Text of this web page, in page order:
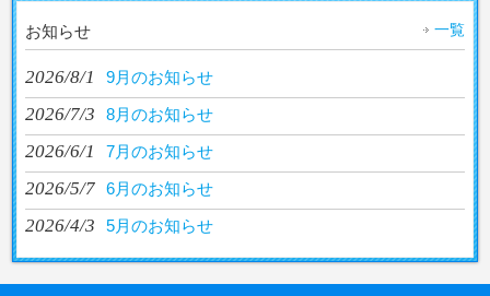
お知らせ 一覧
2026/8/1 9月のお知らせ
2026/7/3 8月のお知らせ
2026/6/1 7月のお知らせ
2026/5/7 6月のお知らせ
2026/4/3 5月のお知らせ